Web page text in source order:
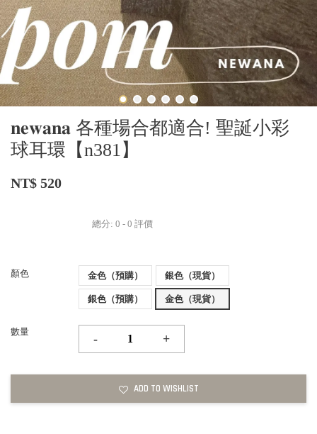
𝐧𝐞𝐰𝐚𝐧𝐚 各種場合都適合! 聖誕小彩
球耳環【n381】
NT$ 520
總分: 0 - 0 評價
顏色 金色（預購） 銀色（現貨）
銀色（預購） 金色（現貨）
數量
- +
ADD TO WISHLIST